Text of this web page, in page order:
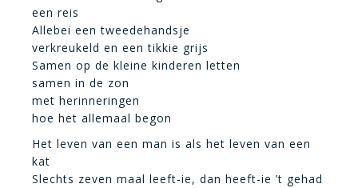
een reis
Allebei een tweedehandsje
verkreukeld en een tikkie grijs
Samen op de kleine kinderen letten
samen in de zon
met herinneringen
hoe het allemaal begon
Het leven van een man is als het leven van een
kat
Slechts zeven maal leeft-ie, dan heeft-ie ’t gehad